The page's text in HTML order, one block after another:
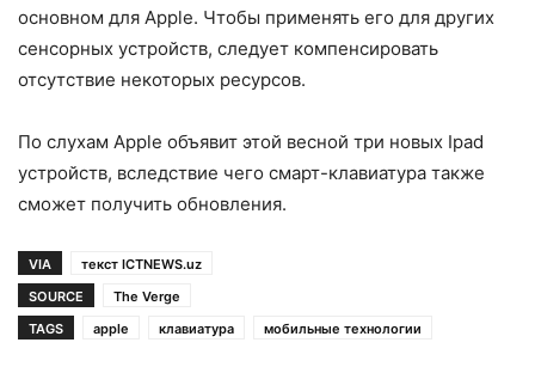
основном для Apple. Чтобы применять его для других
сенсорных устройств, следует компенсировать
отсутствие некоторых ресурсов.
По слухам Apple объявит этой весной три новых Ipad
устройств, вследствие чего смарт-клавиатура также
сможет получить обновления.
VIA
текст ICTNEWS.uz
SOURCE
The Verge
TAGS
apple клавиатура мобильные технологии